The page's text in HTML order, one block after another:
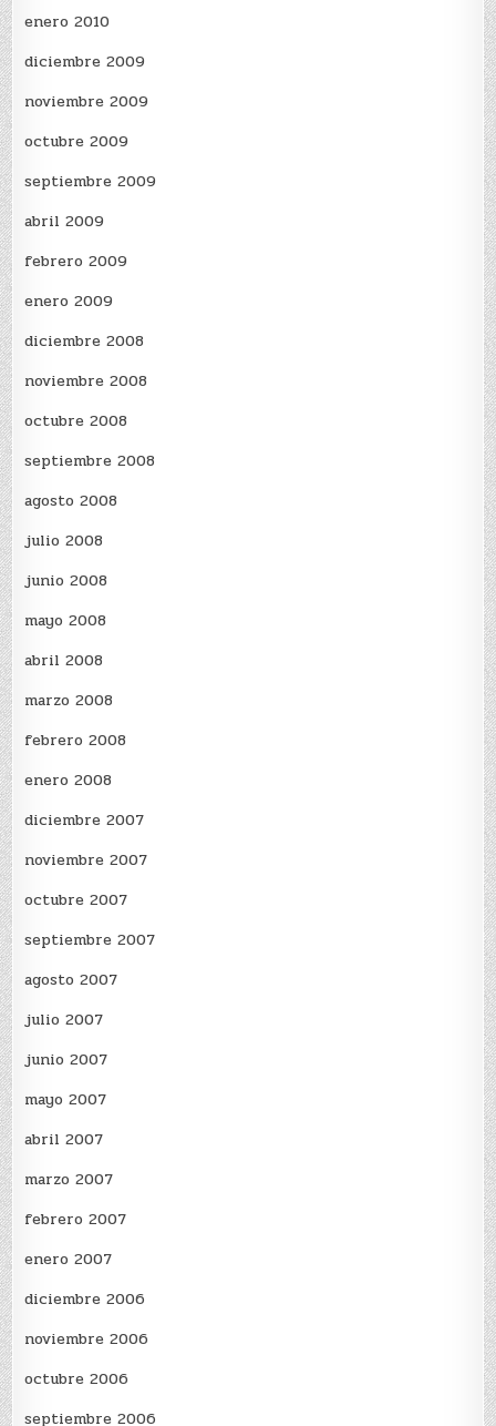
enero 2010
diciembre 2009
noviembre 2009
octubre 2009
septiembre 2009
abril 2009
febrero 2009
enero 2009
diciembre 2008
noviembre 2008
octubre 2008
septiembre 2008
agosto 2008
julio 2008
junio 2008
mayo 2008
abril 2008
marzo 2008
febrero 2008
enero 2008
diciembre 2007
noviembre 2007
octubre 2007
septiembre 2007
agosto 2007
julio 2007
junio 2007
mayo 2007
abril 2007
marzo 2007
febrero 2007
enero 2007
diciembre 2006
noviembre 2006
octubre 2006
septiembre 2006